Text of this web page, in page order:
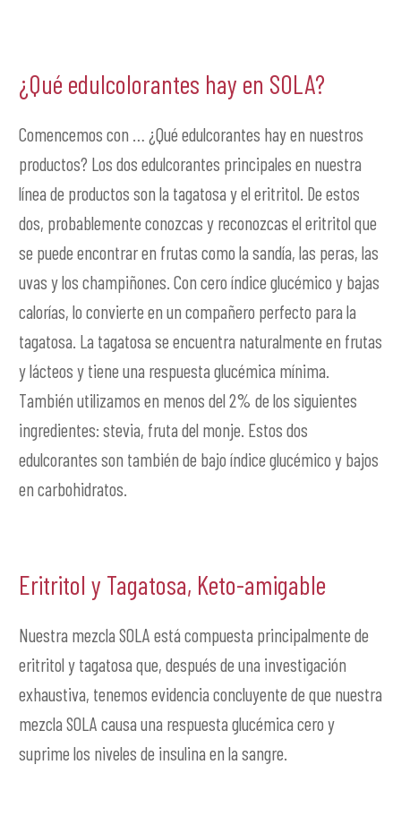
¿Qué edulcolorantes hay en SOLA?
Comencemos con … ¿Qué edulcorantes hay en nuestros
productos? Los dos edulcorantes principales en nuestra
línea de productos son la tagatosa y el eritritol. De estos
dos, probablemente conozcas y reconozcas el eritritol que
se puede encontrar en frutas como la sandía, las peras, las
uvas y los champiñones. Con cero índice glucémico y bajas
calorías, lo convierte en un compañero perfecto para la
tagatosa. La tagatosa se encuentra naturalmente en frutas
y lácteos y tiene una respuesta glucémica mínima.
También utilizamos en menos del 2% de los siguientes
ingredientes: stevia, fruta del monje. Estos dos
edulcorantes son también de bajo índice glucémico y bajos
en carbohidratos.
Eritritol y Tagatosa, Keto-amigable
Nuestra mezcla SOLA está compuesta principalmente de
eritritol y tagatosa que, después de una investigación
exhaustiva, tenemos evidencia concluyente de que nuestra
mezcla SOLA causa una respuesta glucémica cero y
suprime los niveles de insulina en la sangre.